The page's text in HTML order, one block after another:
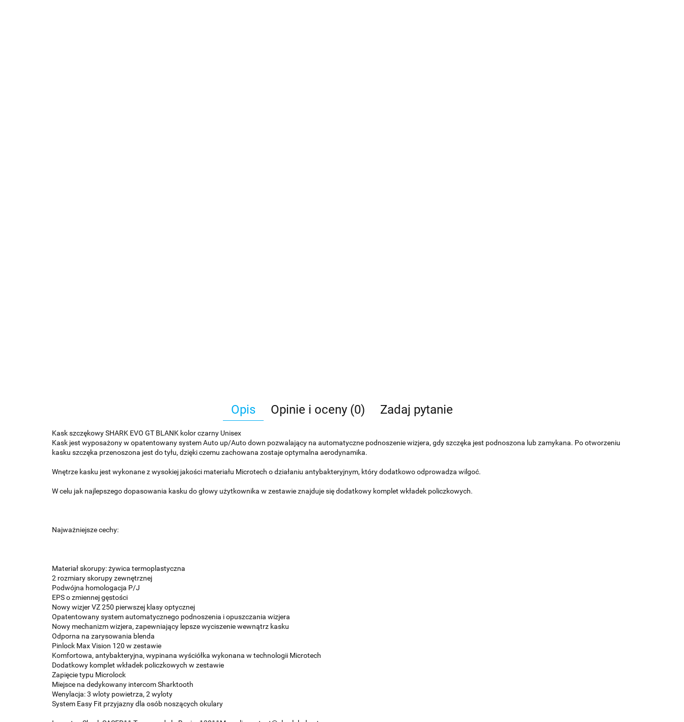
Opis Opinie i oceny (0) Zadaj pytanie
Kask szczękowy SHARK EVO GT BLANK kolor czarny Unisex
Kask jest wyposażony w opatentowany system Auto up/Auto down pozwalający na automatyczne podnoszenie wizjera, gdy szczęka jest podnoszona lub zamykana. Po otworzeniu
kasku szczęka przenoszona jest do tyłu, dzięki czemu zachowana zostaje optymalna aerodynamika.
Wnętrze kasku jest wykonane z wysokiej jakości materiału Microtech o działaniu antybakteryjnym, który dodatkowo odprowadza wilgoć.
W celu jak najlepszego dopasowania kasku do głowy użytkownika w zestawie znajduje się dodatkowy komplet wkładek policzkowych.
Najważniejsze cechy:
Materiał skorupy: żywica termoplastyczna
2 rozmiary skorupy zewnętrznej
Podwójna homologacja P/J
EPS o zmiennej gęstości
Nowy wizjer VZ 250 pierwszej klasy optycznej
Opatentowany system automatycznego podnoszenia i opuszczania wizjera
Nowy mechanizm wizjera, zapewniający lepsze wyciszenie wewnątrz kasku
Odporna na zarysowania blenda
Pinlock Max Vision 120 w zestawie
Komfortowa, antybakteryjna, wypinana wyściółka wykonana w technologii Microtech
Dodatkowy komplet wkładek policzkowych w zestawie
Zapięcie typu Microlock
Miejsce na dedykowany intercom Sharktooth
Wenylacja: 3 wloty powietrza, 2 wyloty
System Easy Fit przyjazny dla osób noszących okulary